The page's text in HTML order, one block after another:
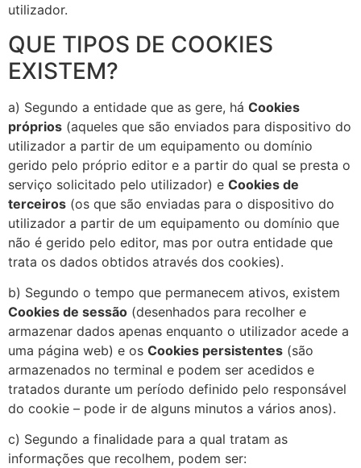
utilizador.
QUE TIPOS DE COOKIES
EXISTEM?
a) Segundo a entidade que as gere, há Cookies
próprios (aqueles que são enviados para dispositivo do
utilizador a partir de um equipamento ou domínio
gerido pelo próprio editor e a partir do qual se presta o
serviço solicitado pelo utilizador) e Cookies de
terceiros (os que são enviadas para o dispositivo do
utilizador a partir de um equipamento ou domínio que
não é gerido pelo editor, mas por outra entidade que
trata os dados obtidos através dos cookies).
b) Segundo o tempo que permanecem ativos, existem
Cookies de sessão (desenhados para recolher e
armazenar dados apenas enquanto o utilizador acede a
uma página web) e os Cookies persistentes (são
armazenados no terminal e podem ser acedidos e
tratados durante um período definido pelo responsável
do cookie – pode ir de alguns minutos a vários anos).
c) Segundo a finalidade para a qual tratam as
informações que recolhem, podem ser: